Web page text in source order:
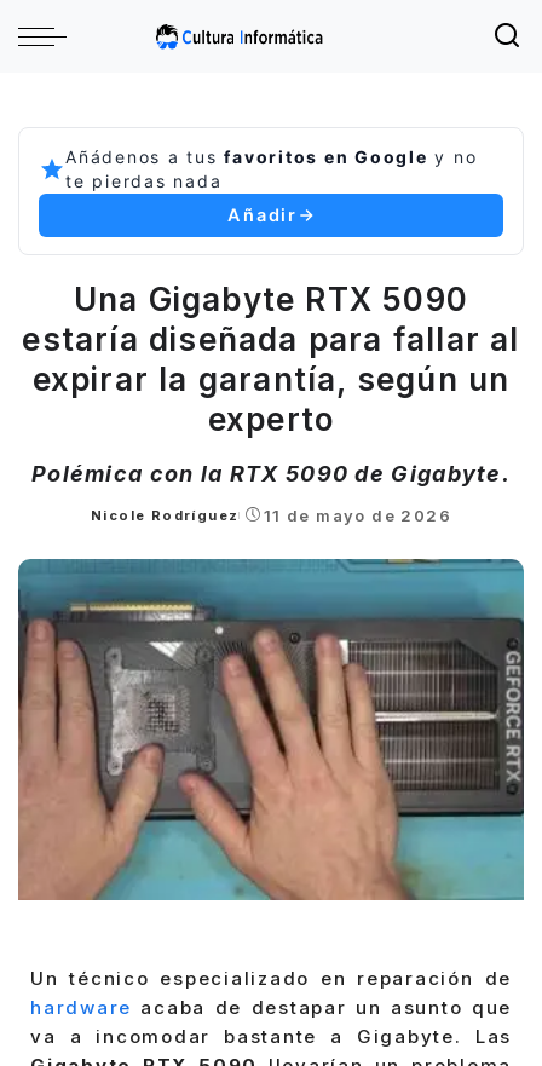
Añádenos a tusfavoritos en Google y no
te pierdas nada
Añadir
Una Gigabyte RTX 5090
estaría diseñada para fallar al
expirar la garantía, según un
experto
Polémica con la RTX 5090 de Gigabyte.
Posted
Nicole Rodríguez 11 de mayo de 2026
Un técnico especializado en reparación de
hardware acaba de destapar un asunto que
va a incomodar bastante a Gigabyte. Las